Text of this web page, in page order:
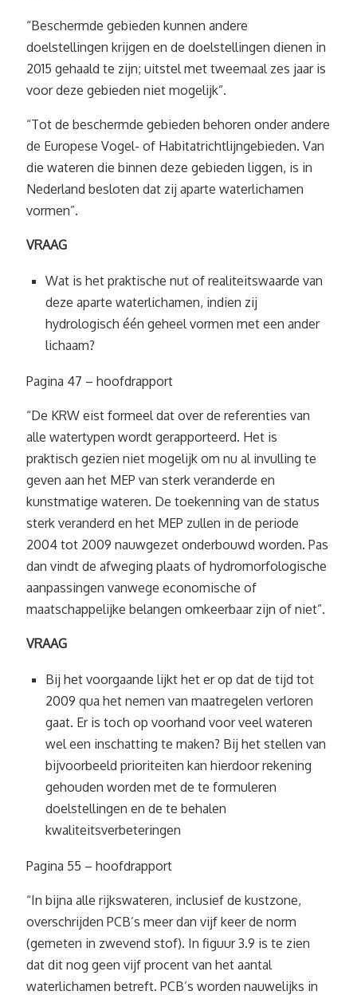
“Beschermde gebieden kunnen andere
doelstellingen krijgen en de doelstellingen dienen in
2015 gehaald te zijn; uitstel met tweemaal zes jaar is
voor deze gebieden niet mogelijk”.
“Tot de beschermde gebieden behoren onder andere
de Europese Vogel- of Habitatrichtlijngebieden. Van
die wateren die binnen deze gebieden liggen, is in
Nederland besloten dat zij aparte waterlichamen
vormen”.
VRAAG
Wat is het praktische nut of realiteitswaarde van
deze aparte waterlichamen, indien zij
hydrologisch één geheel vormen met een ander
lichaam?
Pagina 47 – hoofdrapport
“De KRW eist formeel dat over de referenties van
alle watertypen wordt gerapporteerd. Het is
praktisch gezien niet mogelijk om nu al invulling te
geven aan het MEP van sterk veranderde en
kunstmatige wateren. De toekenning van de status
sterk veranderd en het MEP zullen in de periode
2004 tot 2009 nauwgezet onderbouwd worden. Pas
dan vindt de afweging plaats of hydromorfologische
aanpassingen vanwege economische of
maatschappelijke belangen omkeerbaar zijn of niet”.
VRAAG
Bij het voorgaande lijkt het er op dat de tijd tot
2009 qua het nemen van maatregelen verloren
gaat. Er is toch op voorhand voor veel wateren
wel een inschatting te maken? Bij het stellen van
bijvoorbeeld prioriteiten kan hierdoor rekening
gehouden worden met de te formuleren
doelstellingen en de te behalen
kwaliteitsverbeteringen
Pagina 55 – hoofdrapport
“In bijna alle rijkswateren, inclusief de kustzone,
overschrijden PCB’s meer dan vijf keer de norm
(gemeten in zwevend stof). In figuur 3.9 is te zien
dat dit nog geen vijf procent van het aantal
waterlichamen betreft. PCB’s worden nauwelijks in